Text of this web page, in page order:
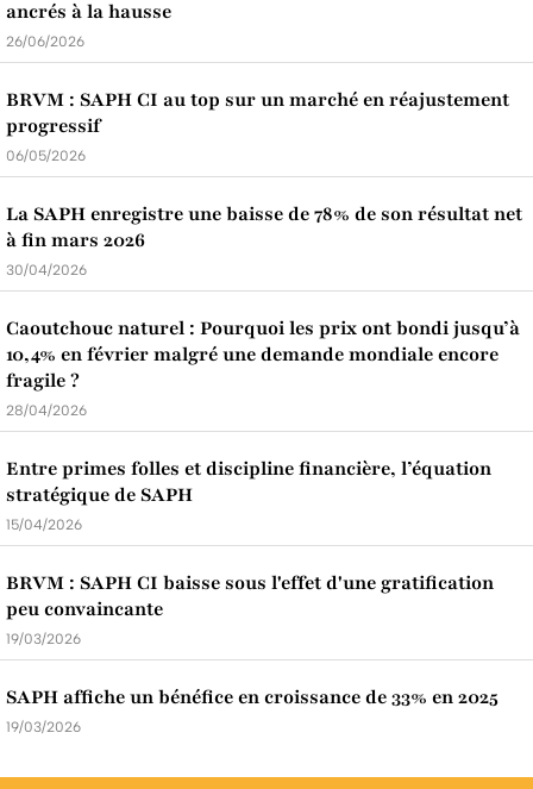
ancrés à la hausse
26/06/2026
BRVM : SAPH CI au top sur un marché en réajustement
progressif
06/05/2026
La SAPH enregistre une baisse de 78% de son résultat net
à fin mars 2026
30/04/2026
Caoutchouc naturel : Pourquoi les prix ont bondi jusqu’à
10,4% en février malgré une demande mondiale encore
fragile ?
28/04/2026
Entre primes folles et discipline financière, l’équation
stratégique de SAPH
15/04/2026
BRVM : SAPH CI baisse sous l'effet d'une gratification
peu convaincante
19/03/2026
SAPH affiche un bénéfice en croissance de 33% en 2025
19/03/2026